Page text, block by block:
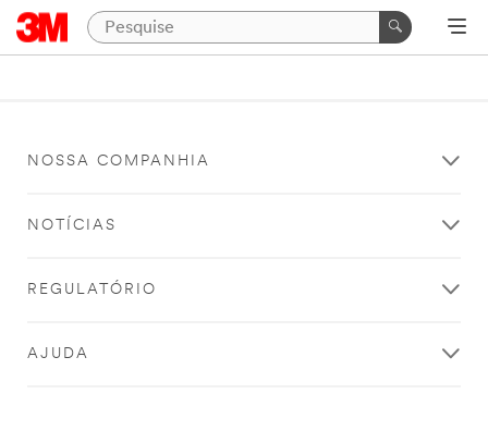
NOSSA COMPANHIA
NOTÍCIAS
REGULATÓRIO
AJUDA